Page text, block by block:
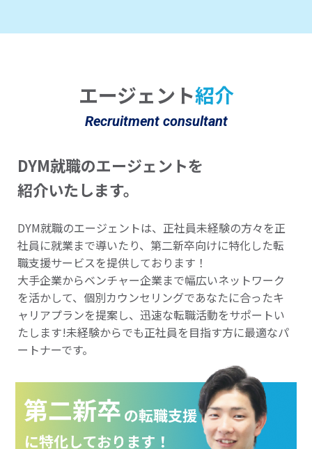
エージェント紹介
Recruitment consultant
DYM就職のエージェントを
紹介いたします。
DYM就職のエージェントは、正社員未経験の方々を正
社員に就業まで導いたり、第二新卒向けに特化した転
職支援サービスを提供しております！
大手企業からベンチャー企業まで幅広いネットワーク
を活かして、個別カウンセリングであなたに合ったキ
ャリアプランを提案し、迅速な転職活動をサポートい
たします!未経験からでも正社員を目指す方に最適なパ
ートナーです。